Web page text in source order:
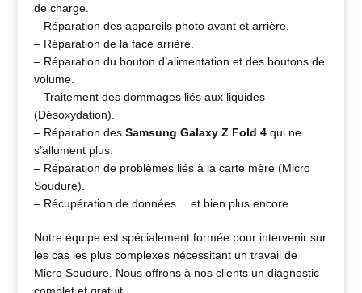
de charge.
– Réparation des appareils photo avant et arrière.
– Réparation de la face arrière.
– Réparation du bouton d’alimentation et des boutons de
volume.
– Traitement des dommages liés aux liquides
(Désoxydation).
– Réparation desSamsung Galaxy Z Fold 4 qui ne
s’allument plus.
– Réparation de problèmes liés à la carte mère (Micro
Soudure).
– Récupération de données… et bien plus encore.
Notre équipe est spécialement formée pour intervenir sur
les cas les plus complexes nécessitant un travail de
Micro Soudure. Nous offrons à nos clients un diagnostic
complet et gratuit.